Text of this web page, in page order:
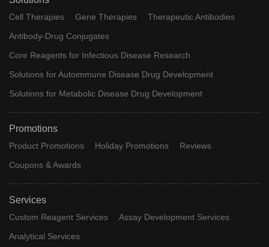
Cell Therapies Gene Therapies
Therapeutic Antibodies
Antibody-Drug Conjugates
Core Reagents for Infectious Disease Research
Solutions for Autoimmune Disease Drug Development
Solutions for Metabolic Disease Drug Development
Promotions
Product Promotions Holiday Promotions
Reviews
Coupons & Awards
Services
Custom Reagent Services
Assay Development Services
Analytical Services